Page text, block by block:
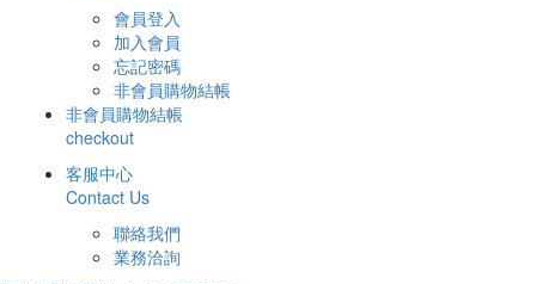
會員登入
加入會員
忘記密碼
非會員購物結帳
非會員購物結帳
checkout
客服中心
Contact Us
聯絡我們
業務洽詢